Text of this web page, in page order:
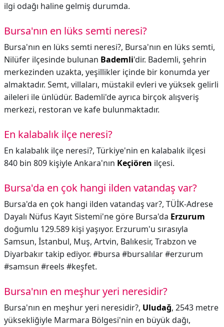
ilgi odağı haline gelmiş durumda.
Bursa'nın en lüks semti neresi?
Bursa'nın en lüks semti neresi?, Bursa'nın en lüks semti,
Nilüfer ilçesinde bulunan Bademli'dir. Bademli, şehrin
merkezinden uzakta, yeşillikler içinde bir konumda yer
almaktadır. Semt, villaları, müstakil evleri ve yüksek gelirli
aileleri ile ünlüdür. Bademli'de ayrıca birçok alışveriş
merkezi, restoran ve kafe bulunmaktadır.
En kalabalık ilçe neresi?
En kalabalık ilçe neresi?, Türkiye'nin en kalabalık ilçesi
840 bin 809 kişiyle Ankara'nın Keçiören ilçesi.
Bursa'da en çok hangi ilden vatandaş var?
Bursa'da en çok hangi ilden vatandaş var?, TÜİK-Adrese
Dayalı Nüfus Kayıt Sistemi'ne göre Bursa'da Erzurum
doğumlu 129.589 kişi yaşıyor. Erzurum'u sırasıyla
Samsun, İstanbul, Muş, Artvin, Balıkesir, Trabzon ve
Diyarbakır takip ediyor. #bursa #bursalılar #erzurum
#samsun #reels #keşfet.
Bursa'nın en meşhur yeri neresidir?
Bursa'nın en meşhur yeri neresidir?, Uludağ, 2543 metre
yüksekliğiyle Marmara Bölgesi'nin en büyük dağı,